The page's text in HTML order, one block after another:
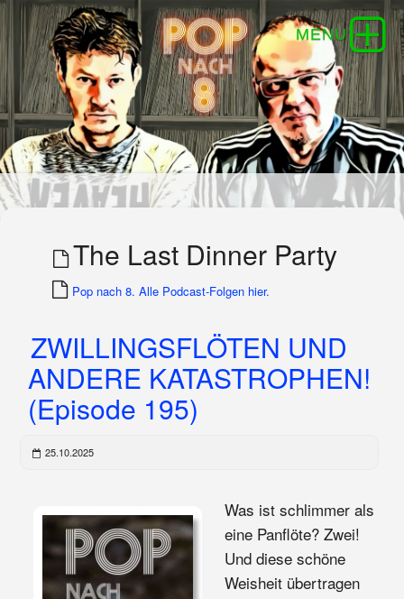
The Last Dinner Party
Pop nach 8. Alle Podcast-Folgen hier.
ZWILLINGSFLÖTEN UND
ANDERE KATASTROPHEN!
(Episode 195)
25.10.2025
Was ist schlimmer als
eine Panflöte? Zwei!
Und diese schöne
Weisheit übertragen